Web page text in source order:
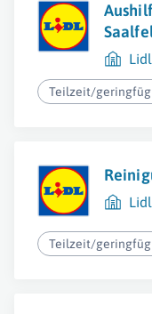
Teilzeit/
Teilzeit/